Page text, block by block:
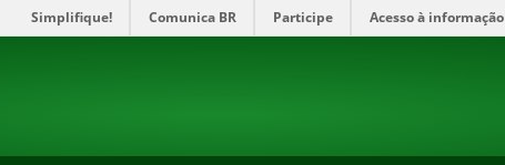
Simplifique! Comunica BR Participe Acesso à informação